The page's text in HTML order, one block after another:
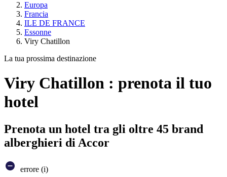
Europa
Francia
ILE DE FRANCE
Essonne
Viry Chatillon
La tua prossima destinazione
Viry Chatillon : prenota il tuo
hotel
Prenota un hotel tra gli oltre 45 brand
alberghieri di Accor
errore (i)